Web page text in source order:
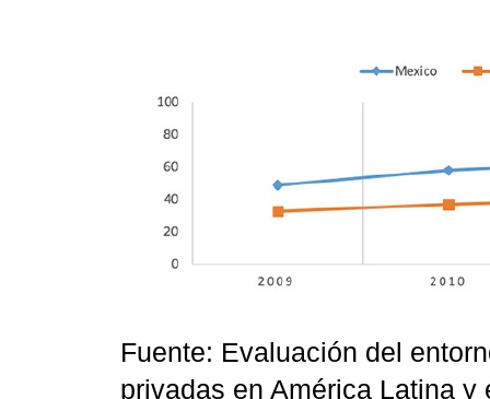
Fuente: Evaluación del
privadas en América Latina